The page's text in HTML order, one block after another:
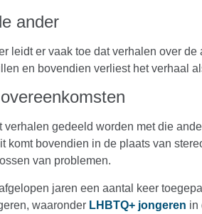
ander
leidt er vaak toe dat verhalen over
en bovendien verliest het verhaal
verhalen gedeeld worden met die
komt bovendien in de plaats van
van problemen.
jaren een aantal keer
waaronder LHBTQ+ jongeren in